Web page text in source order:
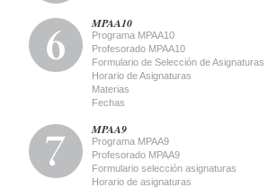
MPAA10
Programa MPAA10
Profesorado MPAA10
Formulario de Selección de Asignaturas
Horario de Asignaturas
Materias
Fechas
MPAA9
Programa MPAA9
Profesorado MPAA9
Formulario selección asignaturas
Horario de asignaturas